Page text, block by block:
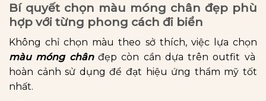
Bí quyết chọn màu móng chân đẹp phù
hợp với từng phong cách đi biển
Không chỉ chọn màu theo sở thích, việc lựa chọn
màu móng chân đẹp còn cần dựa trên outfit và
hoàn cảnh sử dụng để đạt hiệu ứng thẩm mỹ tốt
nhất.